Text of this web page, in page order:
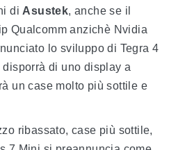
di Asustek, anche se il
Qualcomm anzichè Nvidia
lo sviluppo di Tegra 4
di uno display a
un case molto più sottile e
ribassato, case più sottile,